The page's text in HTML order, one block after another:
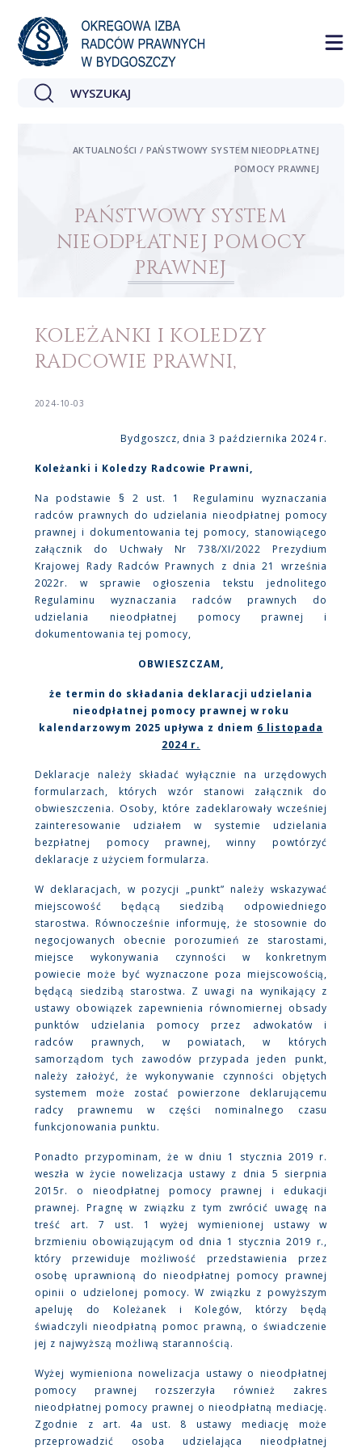
PAŃSTWOWY SYSTEM
NIEODPŁATNEJ POMOCY
PRAWNEJ
AKTUALNOŚCI / PAŃSTWOWY SYSTEM NIEODPŁATNEJ
POMOCY PRAWNEJ
KOLEŻANKI I KOLEDZY
RADCOWIE PRAWNI,
2024-10-03
Bydgoszcz, dnia 3 października 2024 r.
Koleżanki i Koledzy Radcowie Prawni,
Na podstawie § 2 ust. 1 Regulaminu wyznaczania
radców prawnych do udzielania nieodpłatnej pomocy
prawnej i dokumentowania tej pomocy, stanowiącego
załącznik do Uchwały Nr 738/XI/2022 Prezydium
Krajowej Rady Radców Prawnych z dnia 21 września
2022r. w sprawie ogłoszenia tekstu jednolitego
Regulaminu wyznaczania radców prawnych do
udzielania nieodpłatnej pomocy prawnej i
dokumentowania tej pomocy,
OBWIESZCZAM,
że termin do składania deklaracji udzielania
nieodpłatnej pomocy prawnej w roku
kalendarzowym 2025 upływa z dniem 6 listopada
2024 r.
Deklaracje należy składać wyłącznie na urzędowych
formularzach, których wzór stanowi załącznik do
obwieszczenia. Osoby, które zadeklarowały wcześniej
zainteresowanie udziałem w systemie udzielania
bezpłatnej pomocy prawnej, winny powtórzyć
deklaracje z użyciem formularza.
W deklaracjach, w pozycji „punkt” należy wskazywać
miejscowość będącą siedzibą odpowiedniego
starostwa. Równocześnie informuję, że stosownie do
negocjowanych obecnie porozumień ze starostami,
miejsce wykonywania czynności w konkretnym
powiecie może być wyznaczone poza miejscowością,
będącą siedzibą starostwa. Z uwagi na wynikający z
ustawy obowiązek zapewnienia równomiernej obsady
punktów udzielania pomocy przez adwokatów i
radców prawnych, w powiatach, w których
samorządom tych zawodów przypada jeden punkt,
należy założyć, że wykonywanie czynności objętych
systemem może zostać powierzone deklarującemu
radcy prawnemu w części nominalnego czasu
funkcjonowania punktu.
Ponadto przypominam, że w dniu 1 stycznia 2019 r.
weszła w życie nowelizacja ustawy z dnia 5 sierpnia
2015r. o nieodpłatnej pomocy prawnej i edukacji
prawnej. Pragnę w związku z tym zwrócić uwagę na
treść art. 7 ust. 1 wyżej wymienionej ustawy w
brzmieniu obowiązującym od dnia 1 stycznia 2019 r.,
który przewiduje możliwość przedstawienia przez
osobę uprawnioną do nieodpłatnej pomocy prawnej
opinii o udzielonej pomocy. W związku z powyższym
apeluję do Koleżanek i Kolegów, którzy będą
świadczyli nieodpłatną pomoc prawną, o świadczenie
jej z najwyższą możliwą starannością.
Wyżej wymieniona nowelizacja ustawy o nieodpłatnej
pomocy prawnej rozszerzyła również zakres
nieodpłatnej pomocy prawnej o nieodpłatną mediację.
Zgodnie z art. 4a ust. 8 ustawy mediację może
przeprowadzić osoba udzielająca nieodpłatnej